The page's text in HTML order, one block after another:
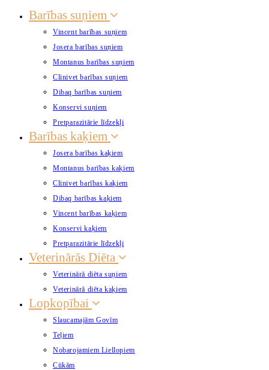
Barības suņiem
Vincent barības suņiem
Josera barības suņiem
Montanus barības suņiem
Clinivet barības suņiem
Dibaq barības suņiem
Konservi suņiem
Pretparazitārie līdzekļi
Barības kaķiem
Josera barības kaķiem
Montanus barības kaķiem
Clinivet barības kaķiem
Dibaq barības kaķiem
Vincent barības kaķiem
Konservi kaķiem
Pretparazitārie līdzekļi
Veterinārās Diēta
Veterinārā diēta suņiem
Veterinārā diēta kaķiem
Lopkopībai
Slaucamajām Govīm
Teļiem
Nobarojamiem Liellopiem
Cūkām